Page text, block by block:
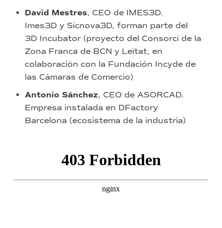
David Mestres, CEO de IMES3D.
Imes3D y Sicnova3D, forman parte del
3D Incubator (proyecto del Consorci de la
Zona Franca de BCN y Leitat, en
colaboración con la Fundación Incyde de
las Cámaras de Comercio)
Antonio Sánchez, CEO de ASORCAD.
Empresa instalada en DFactory
Barcelona (ecosistema de la industria)